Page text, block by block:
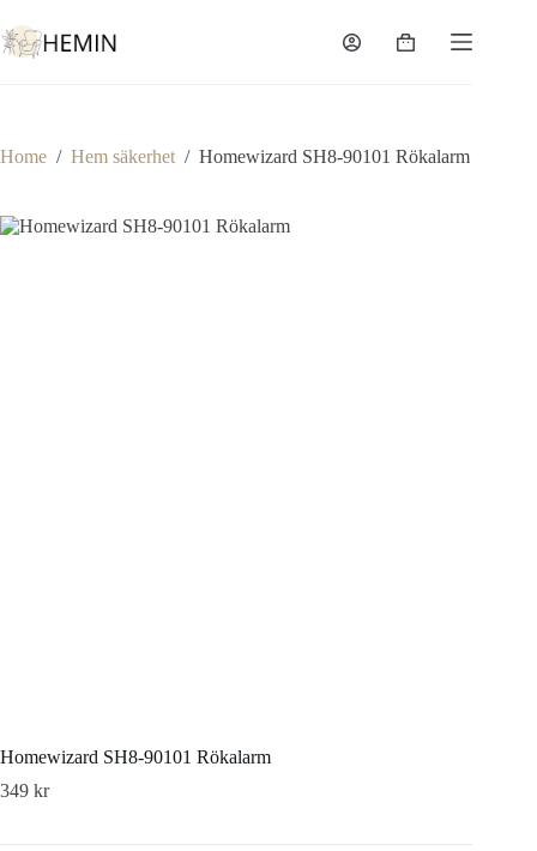
Home / Hem säkerhet / Homewizard SH8-90101 Rökalarm
Homewizard SH8-90101 Rökalarm
349 kr